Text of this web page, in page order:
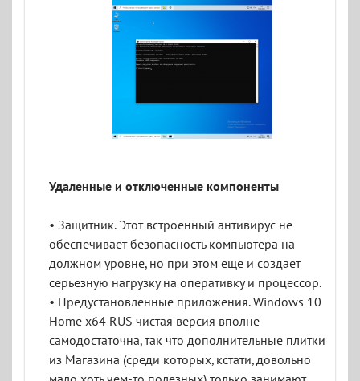
Удаленные и отключенные компоненты
• Защитник. Этот встроенный антивирус не
обеспечивает безопасность компьютера на
должном уровне, но при этом еще и создает
серьезную нагрузку на оперативку и процессор.
• Предустановленные приложения. Windows 10
Home x64 RUS чистая версия вполне
самодостаточна, так что дополнительные плитки
из Магазина (среди которых, кстати, довольно